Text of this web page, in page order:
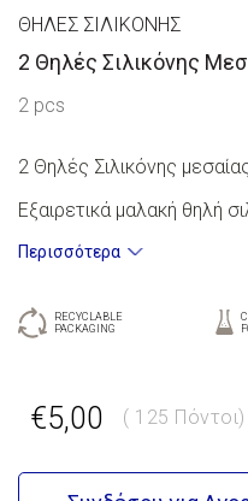
ΘΗΛΈΣ ΣΙΛΙΚΌΝΗΣ
2 Θηλές Σιλικόνης
2 pcs
2 Θηλές Σιλικόνης
Εξαιρετικά μαλακή θηλή
Περισσότερα
RECYCLABLE
PACKAGING
€5,00 ( 125 Πόντοι)